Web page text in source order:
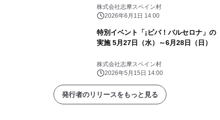
2026年7月4日（土）～11月1日
（日）
株式会社志摩スペイン村
2026年6月1日 14:00
特別イベント「¡ビバ！バルセロナ」の
実施 5月27日（水）～6月28日（日）
株式会社志摩スペイン村
2026年5月15日 14:00
発行者のリリースをもっと見る